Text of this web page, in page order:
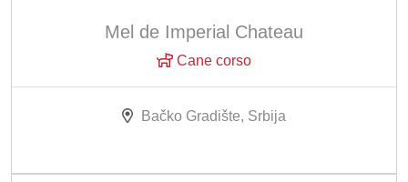
Mel de Imperial Chateau
Cane corso
Bačko Gradište, Srbija